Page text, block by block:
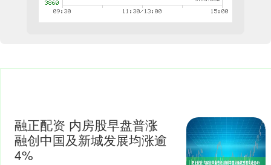
融正配资 内房股早盘普涨
融创中国及新城发展均涨逾
4%